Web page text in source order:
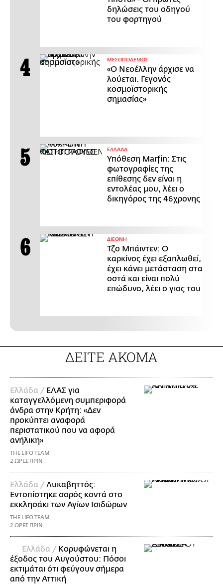
δηλώσεις του οδηγού
του φορτηγού
ΜΕΣΟΠΟΛΕΜΟΣ
«Ο Νεοέλλην άρχισε να
λούεται. Γεγονός
κοσμοϊστορικής
σημασίας»
ΕΛΛΑΔΑ
Υπόθεση Marfin: Στις
φωτογραφίες της
επίθεσης δεν είναι η
εντολέας μου, λέει ο
δικηγόρος της 46χρονης
ΔΙΕΘΝΗ
Τζο Μπάιντεν: Ο
καρκίνος έχει εξαπλωθεί,
έχει κάνει μετάσταση στα
οστά και είναι πολύ
επώδυνο, λέει ο γιος του
ΔΕΙΤΕ ΑΚΟΜΑ
Ελλάδα / ΕΛΑΣ για
καταγγελλόμενη συμπεριφορά
άνδρα στην Κρήτη: «Δεν
προκύπτει αναφορά
περιστατικού που να αφορά
ανήλικη»
THE LIFO TEAM
2 ΩΡΕΣ ΠΡΙΝ
Ελλάδα /Λυκαβηττός:
Εντοπίστηκε σορός κοντά στο
εκκλησάκι των Αγίων Ισιδώρων
THE LIFO TEAM
2 ΩΡΕΣ ΠΡΙΝ
Ελλάδα / Κορυφώνεται η
έξοδος του Αυγούστου: Πόσοι
εκτιμάται ότι φεύγουν σήμερα
από την Αττική